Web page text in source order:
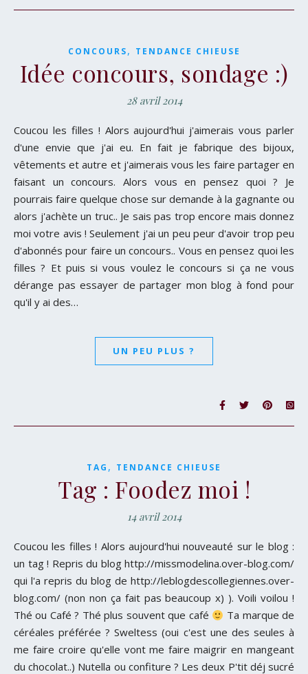
CONCOURS, TENDANCE CHIEUSE
Idée concours, sondage :)
28 avril 2014
Coucou les filles ! Alors aujourd'hui j'aimerais vous parler
d'une envie que j'ai eu. En fait je fabrique des bijoux,
vêtements et autre et j'aimerais vous les faire partager en
faisant un concours. Alors vous en pensez quoi ? Je
pourrais faire quelque chose sur demande à la gagnante ou
alors j'achète un truc.. Je sais pas trop encore mais donnez
moi votre avis ! Seulement j'ai un peu peur d'avoir trop peu
d'abonnés pour faire un concours.. Vous en pensez quoi les
filles ? Et puis si vous voulez le concours si ça ne vous
dérange pas essayer de partager mon blog à fond pour
qu'il y ai des…
UN PEU PLUS ?
TAG , TENDANCE CHIEUSE
Tag : Foodez moi !
14 avril 2014
Coucou les filles ! Alors aujourd'hui nouveauté sur le blog :
un tag ! Repris du blog http://missmodelina.over-blog.com/
qui l'a repris du blog de http://leblogdescollegiennes.over-
blog.com/ (non non ça fait pas beaucoup x) ). Voili voilou !
Thé ou Café ? Thé plus souvent que café
Ta marque de
céréales préférée ? Sweltess (oui c'est une des seules à
me faire croire qu'elle vont me faire maigrir en mangeant
du chocolat..) Nutella ou confiture ? Les deux P'tit déj sucré